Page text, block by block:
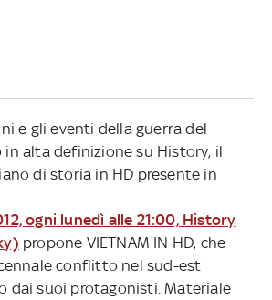
e gli eventi della guerra del
in alta definizione su History, il
di storia in HD presente in
ogni lunedì alle 21:00, History
propone VIETNAM IN HD, che
conflitto nel sud-est
dai suoi protagonisti. Materiale